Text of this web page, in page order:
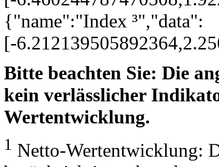
{"name":"Index ³","data":
[-
Bitte beachten Sie: Die
kein verlässlicher
Wertentwicklung.
1 Netto-Wertentwicklung: